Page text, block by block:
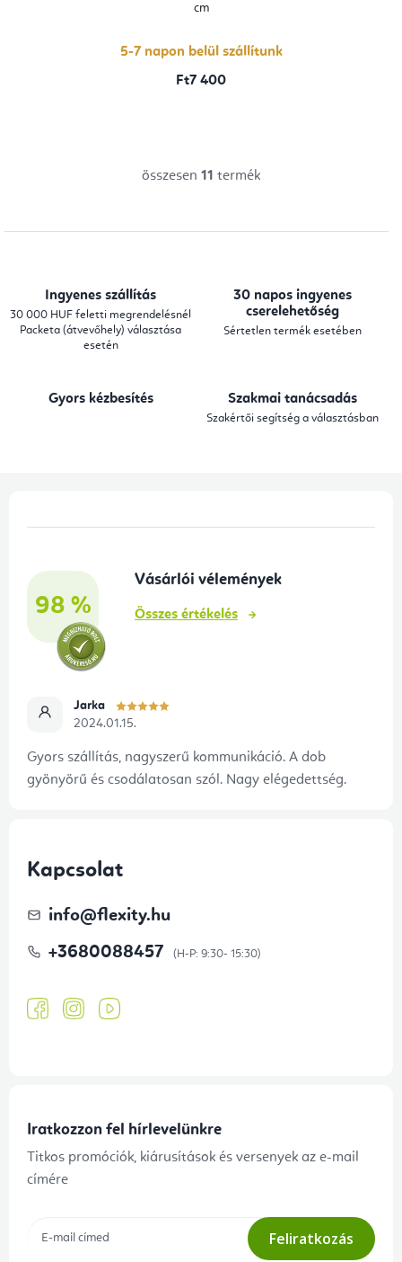
cm
5-7 napon belül szállítunk
Ft7 400
s
y
e
m
összesen 11 termék
Ingyenes szállítás
30 000 HUF feletti megrendelésnél
Packeta (átvevőhely) választása
esetén
30 napos ingyenes
cserelehetőség
Sértetlen termék esetében
Gyors kézbesítés Szakmai tanácsadás
Szakértői segítség a választásban
98 %
Vásárlói vélemények
Összes értékelés
Jarka
2024.01.15.
Gyors szállítás, nagyszerű kommunikáció. A dob
gyönyörű és csodálatosan szól. Nagy elégedettség.
Kapcsolat
info@flexity.hu
+3680088457
Iratkozzon fel hírlevelünkre
Titkos promóciók, kiárusítások és versenyek az e-mail
címére
Feliratkozás